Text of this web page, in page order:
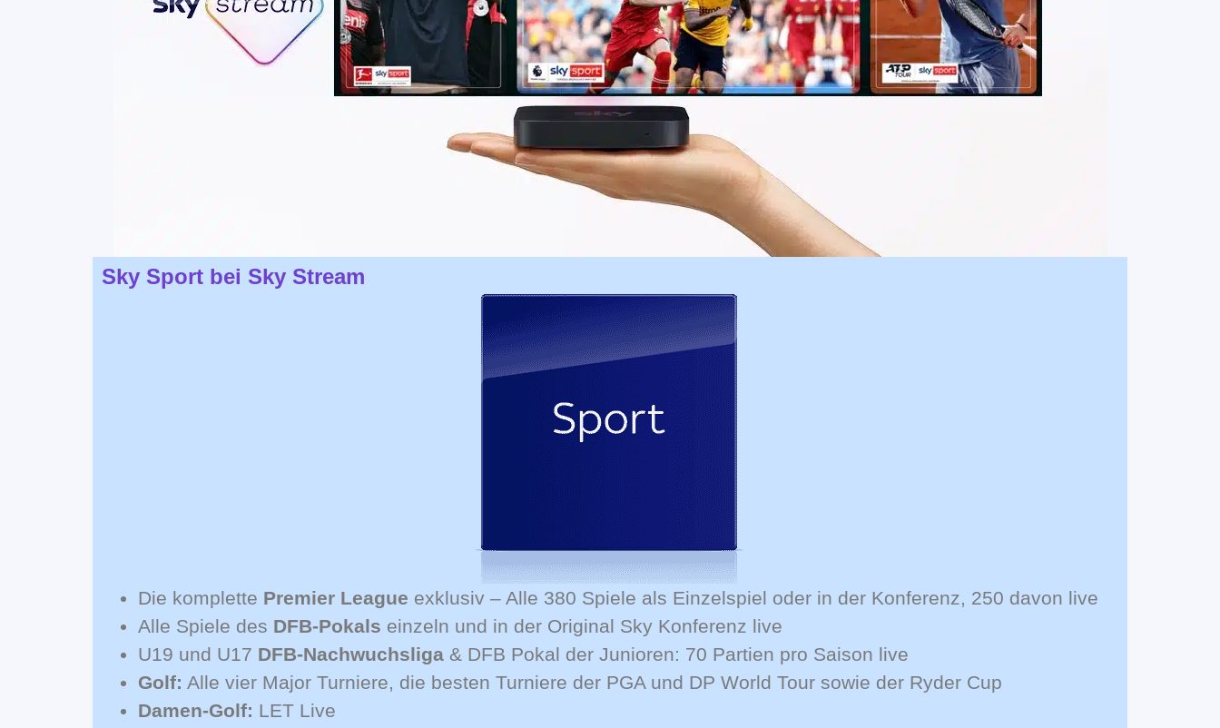
Sky Sport bei Sky Stream
Die komplette Premier League exklusiv – Alle 380 Spiele als Einzelspiel oder in der Konferenz, 250 davon live
Alle Spiele des DFB-Pokals einzeln und in der Original Sky Konferenz live
U19 und U17 DFB-Nachwuchsliga & DFB Pokal der Junioren: 70 Partien pro Saison live
Golf: Alle vier Major Turniere, die besten Turniere der PGA und DP World Tour sowie der Ryder Cup
Damen-Golf: LET Live